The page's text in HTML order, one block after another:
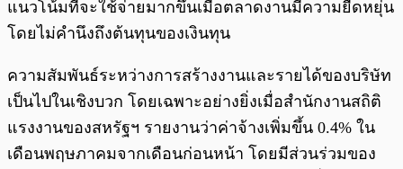
แนวโน้มที่จะใช้จ่ายมากขึ้นเมื่อตลาดงานมีความยืดหยุ่น
โดยไม่คำนึงถึงต้นทุนของเงินทุน
ความสัมพันธ์ระหว่างการสร้างงานและรายได้ของบริษัท
เป็นไปในเชิงบวก โดยเฉพาะอย่างยิ่งเมื่อสำนักงานสถิติ
แรงงานของสหรัฐฯ รายงานว่าค่าจ้างเพิ่มขึ้น 0.4% ใน
เดือนพฤษภาคมจากเดือนก่อนหน้า โดยมีส่วนร่วมของ